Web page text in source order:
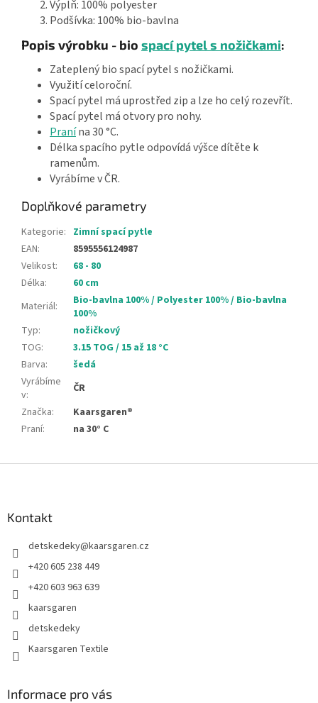
Výplň: 100% polyester
Podšívka: 100% bio-bavlna
Popis výrobku - bio spací pytel s nožičkami:
Zateplený bio spací pytel s nožičkami.
Využití celoroční.
Spací pytel má uprostřed zip a lze ho celý rozevřít.
Spací pytel má otvory pro nohy.
Pranína 30 °C.
Délka spacího pytle odpovídá výšce dítěte k
ramenům.
Vyrábíme v ČR.
Doplňkové parametry
Kategorie: Zimní spací pytle
EAN:
8595556124987
Velikost:
68 - 80
Délka:
60 cm
Materiál:
Bio-bavlna 100% / Polyester 100% / Bio-bavlna
100%
Typ:
nožičkový
TOG:
3.15 TOG / 15 až 18 °C
Barva:
šedá
Vyrábíme
v:
ČR
Značka:
Kaarsgaren®
Praní: na 30° C
Kontakt
detskedeky@kaarsgaren.cz
+420 605 238 449
+420 603 963 639
kaarsgaren
detskedeky
Kaarsgaren Textile
Informace pro vás